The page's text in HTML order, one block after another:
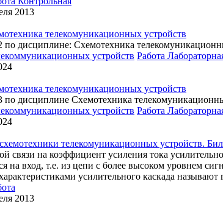
2013
телекомуникационных устройств
по дисциплине: Схемотехника
устройств Работа
телекомуникационных устройств
по дисциплине Схемотехника
устройств Работа
телекомуникационных устройств.
связи на коэффициент усиления тока
на вход, т.е. из цепи с более высоком уровнем
усилительного каскада
2013